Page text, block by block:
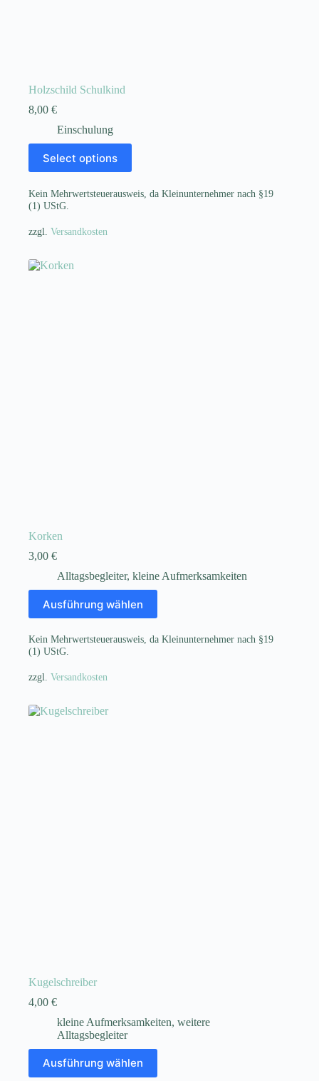
Holzschild Schulkind
8,00 €
Einschulung
Select options
Kein Mehrwertsteuerausweis, da Kleinunternehmer nach §19
(1) UStG.
zzgl. Versandkosten
Korken
3,00 €
Alltagsbegleiter, kleine Aufmerksamkeiten
Ausführung wählen
Dieses
Produkt
weist
mehrere
Varianten
auf.
Die
Optionen
auf
Kein Mehrwertsteuerausweis, da Kleinunternehmer nach §19
(1) UStG.
zzgl. Versandkosten
Kugelschreiber
4,00 €
kleine Aufmerksamkeiten, weitere
Alltagsbegleiter
Ausführung wählen
Dieses
Produkt